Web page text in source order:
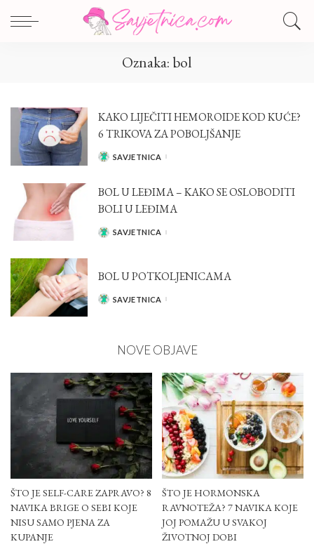
Oznaka: bol
KAKO LIJEČITI HEMOROIDE KOD KUĆE?
6 TRIKOVA ZA POBOLJŠANJE
POSTED
SAVJETNICA
BOL U LEĐIMA – KAKO SE OSLOBODITI
BOLI U LEĐIMA
POSTED
SAVJETNICA
BOL U POTKOLJENICAMA
POSTED
SAVJETNICA
NOVE OBJAVE
ŠTO JE SELF-CARE ZAPRAVO? 8
NAVIKA BRIGE O SEBI KOJE
NISU SAMO PJENA ZA
KUPANJE
ŠTO JE HORMONSKA
RAVNOTEŽA? 7 NAVIKA KOJE
JOJ POMAŽU U SVAKOJ
ŽIVOTNOJ DOBI